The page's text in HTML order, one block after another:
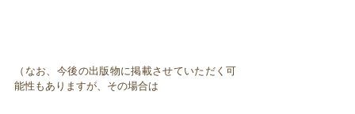
（なお、今後の出版物に掲載させていただく可
能性もありますが、その場合は